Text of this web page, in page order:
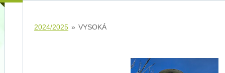
2024/2025 » VYSOKÁ